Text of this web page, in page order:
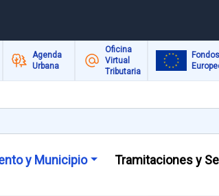
Agenda
Urbana
Oficina
Virtual
Tributaria
Fondos
y Municipio Tramitaciones y